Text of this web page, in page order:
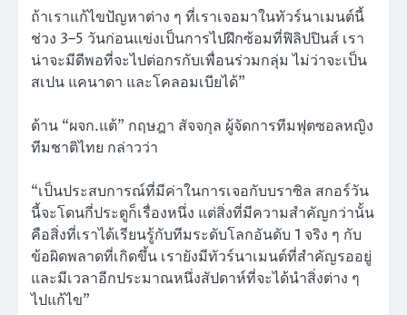
ถ้าเราแก้ไขปัญหาต่าง ๆ ที่เราเจอมาในทัวร์นาเมนต์นี้
ช่วง 3–5 วันก่อนแข่งเป็นการไปฝึกซ้อมที่ฟิลิปปินส์ เรา
น่าจะมีดีพอที่จะไปต่อกรกับเพื่อนร่วมกลุ่ม ไม่ว่าจะเป็น
สเปน แคนาดา และโคลอมเบียได้”
ด้าน “ผจก.แต้” กฤษฎา สัจจกุล ผู้จัดการทีมฟุตซอลหญิง
ทีมชาติไทย กล่าวว่า
“เป็นประสบการณ์ที่มีค่าในการเจอกับบราซิล สกอร์วัน
นี้จะโดนกี่ประตูก็เรื่องหนึ่ง แต่สิ่งที่มีความสำคัญกว่านั้น
คือสิ่งที่เราได้เรียนรู้กับทีมระดับโลกอันดับ 1 จริง ๆ กับ
ข้อผิดพลาดที่เกิดขึ้น เรายังมีทัวร์นาเมนต์ที่สำคัญรออยู่
และมีเวลาอีกประมาณหนึ่งสัปดาห์ที่จะได้นำสิ่งต่าง ๆ
ไปแก้ไข”